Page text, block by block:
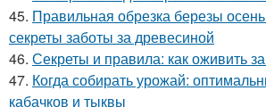
45. Правильная обрезка березы
секреты заботы за древесиной
46. Секреты и правила: как оживить
47. Когда собирать урожай:
кабачков и тыквы